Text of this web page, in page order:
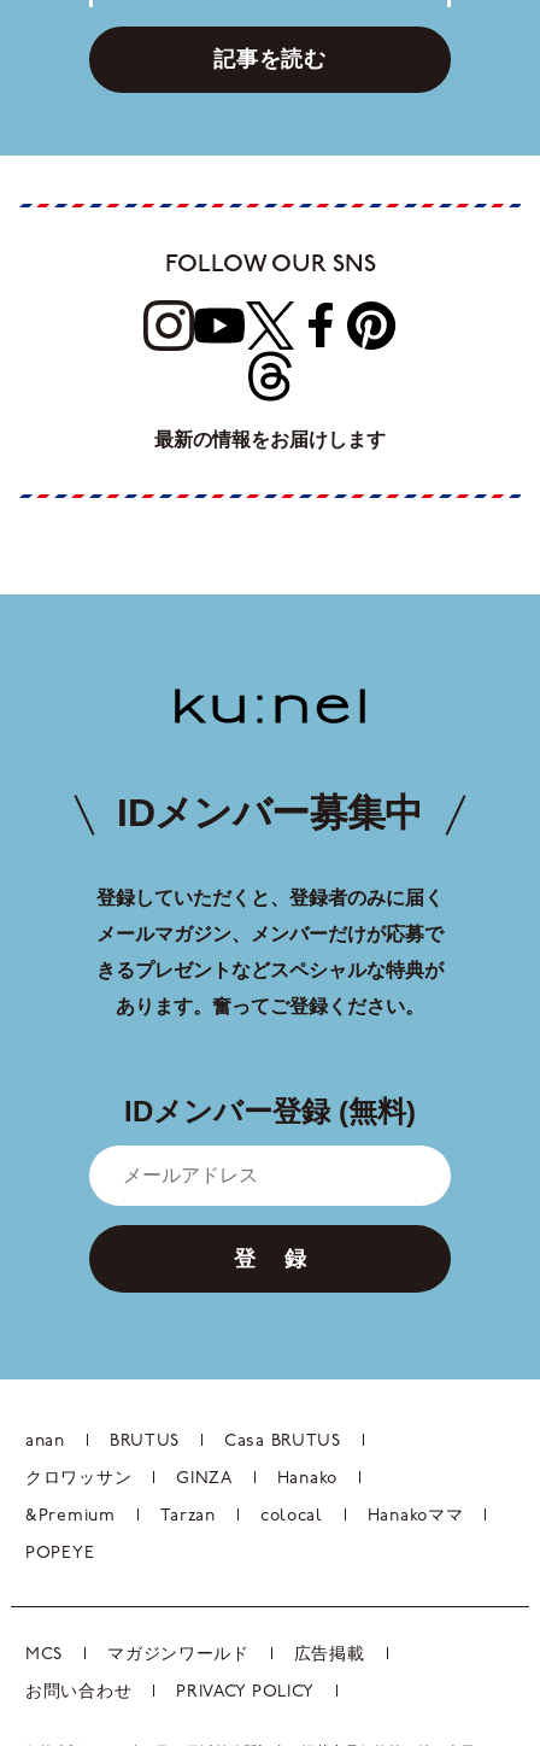
記事を読む
FOLLOW OUR SNS
最新の情報をお届けします
IDメンバー募集中
登録していただくと、登録者のみに届く
メールマガジン、メンバーだけが応募で
きるプレゼントなどスペシャルな特典が
あります。 奮ってご登録ください。
IDメンバー登録 (無料)
登 録
anan BRUTUS Casa BRUTUS
クロワッサン GINZA Hanako
&Premium Tarzan colocal Hanakoママ
POPEYE
MCS マガジンワールド 広告掲載
お問い合わせ PRIVACY POLICY